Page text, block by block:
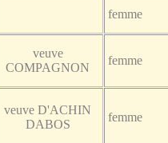
femme
veuve
COMPAGNON
femme
veuve D'ACHIN
DABOS
femme